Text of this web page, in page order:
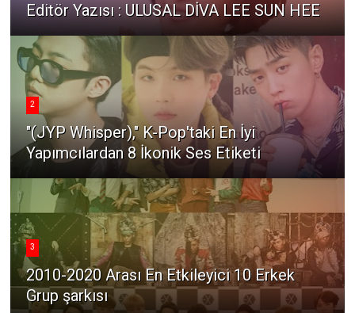
Editör Yazısı : ULUSAL DİVA LEE SUN HEE
2
"(JYP Whisper)," K-Pop'taki En İyi
Yapımcılardan 8 İkonik Ses Etiketi
3
2010-2020 Arası En Etkileyici 10 Erkek
Grup şarkısı